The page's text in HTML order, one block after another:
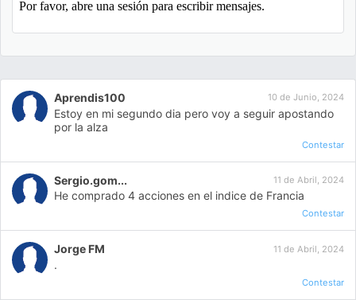
Aprendis100 10 de Junio, 2024
Estoy en mi segundo dia pero voy a seguir apostando
por la alza
Contestar
Sergio.gom... 11 de Abril, 2024
He comprado 4 acciones en el indice de Francia
Contestar
Jorge FM 11 de Abril, 2024
.
Contestar